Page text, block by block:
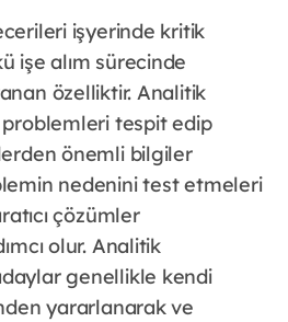
işyerinde kritik
işe alım sürecinde
özelliktir. Analitik
tespit edip
önemli bilgiler
nedenini test etmeleri
çözümler
olur. Analitik
genellikle kendi
yararlanarak ve